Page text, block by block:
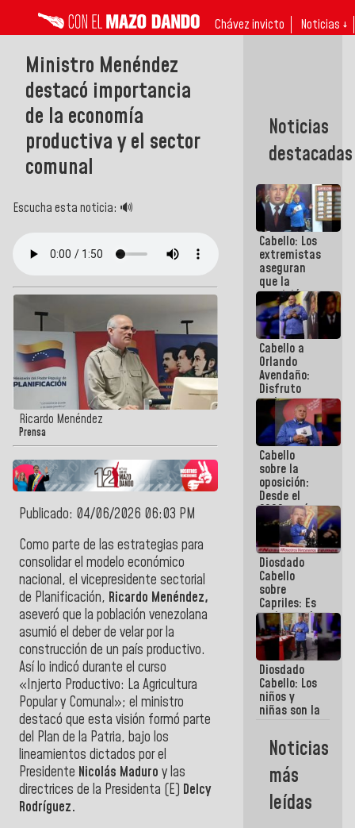
Chávez invicto Noticias ↓
Ministro Menéndez
destacó importancia
de la economía
productiva y el sector
comunal
Escucha esta noticia: 🔊
Ricardo Menéndez
Prensa
Publicado: 04/06/2026 06:03 PM
Como parte de las estrategias para
consolidar el modelo económico
nacional, el vicepresidente sectorial
de Planificación, Ricardo Menéndez,
aseveró que la población venezolana
asumió el deber de velar por la
construcción de un país productivo.
Así lo indicó durante el curso
«Injerto Productivo: La Agricultura
Popular y Comunal»; el ministro
destacó que esta visión formó parte
del Plan de la Patria, bajo los
lineamientos dictados por el
Presidente Nicolás Maduro y las
directrices de la Presidenta (E) Delcy
Rodríguez.
Noticias
destacadas
Cabello: Los
extremistas
aseguran
que la
oposición
actual es la
más
dividida de
la historia
de
Venezuela
Cabello a
Orlando
Avendaño:
Disfruto
cada vez
que escribes
porque lo
que haces
es
embarrarla
Cabello
sobre la
oposición:
Desde el
2002 están
intentando
quemar el
país ante la
ausencia de
políticos
verdaderos
Diosdado
Cabello
sobre
Capriles: Es
un inmoral
de la
política
Diosdado
Cabello: Los
niños y
niñas son la
fundamental
de lo que
estamos
haciendo
Noticias
más
leídas